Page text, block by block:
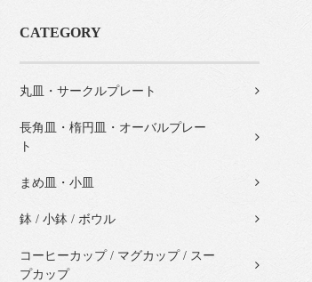
CATEGORY
丸皿・サークルプレート
長角皿・楕円皿・オーバルプレー
ト
まめ皿・小皿
鉢 / 小鉢 / ボウル
コーヒーカップ / マグカップ / スー
プカップ